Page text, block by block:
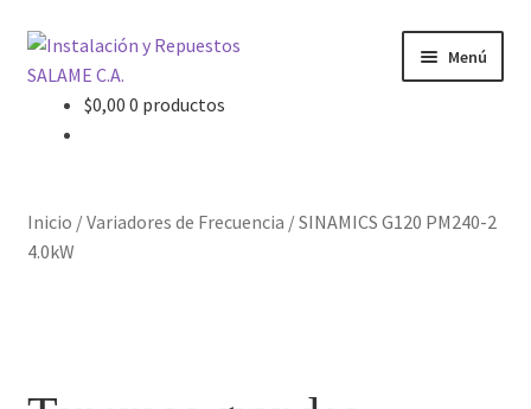
Ir
a
navegación
Ir
al
contenido
Menú
Contacto
$0,00 0 productos
Inicio /Variadores de Frecuencia /SINAMICS G120 PM240-2
4.0kW